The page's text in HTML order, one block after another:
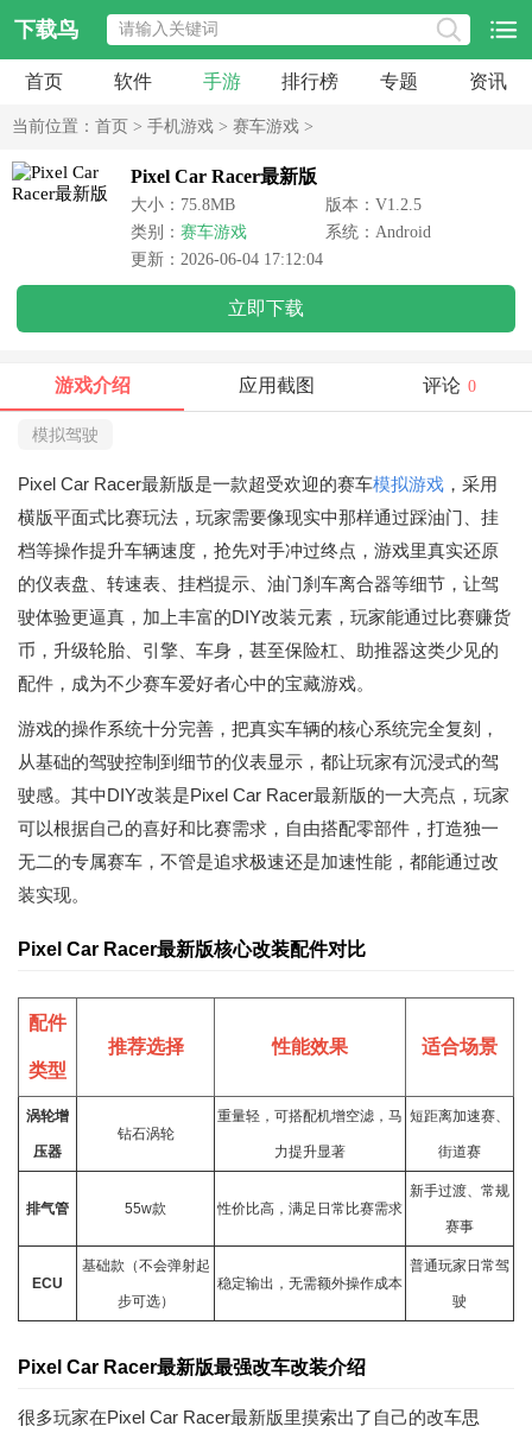
下载鸟
首页 软件 手游 排行榜 专题 资讯
当前位置： 首页 > 手机游戏 > 赛车游戏 >
Pixel Car Racer最新版
大小：75.8MB
版本：V1.2.5
类别： 赛车游戏
系统：Android
更新：2026-06-04 17:12:04
立即下载
游戏介绍 应用截图 评论 0
模拟驾驶
Pixel Car Racer最新版是一款超受欢迎的赛车模拟游戏 ，采用
横版平面式比赛玩法，玩家需要像现实中那样通过踩油门、挂
档等操作提升车辆速度，抢先对手冲过终点，游戏里真实还原
的仪表盘、转速表、挂档提示、油门刹车离合器等细节，让驾
驶体验更逼真，加上丰富的DIY改装元素，玩家能通过比赛赚货
币，升级轮胎、引擎、车身，甚至保险杠、助推器这类少见的
配件，成为不少赛车爱好者心中的宝藏游戏。
游戏的操作系统十分完善，把真实车辆的核心系统完全复刻，
从基础的驾驶控制到细节的仪表显示，都让玩家有沉浸式的驾
驶感。其中DIY改装是Pixel Car Racer最新版的一大亮点，玩家
可以根据自己的喜好和比赛需求，自由搭配零部件，打造独一
无二的专属赛车，不管是追求极速还是加速性能，都能通过改
装实现。
Pixel Car Racer最新版核心改装配件对比
配件
类型
推荐选择 性能效果 适合场景
涡轮增
压器
钻石涡轮
重量轻，可搭配机增空滤，马
力提升显著
短距离加速赛、
街道赛
排气管 55w款 性价比高，满足日常比赛需求
新手过渡、常规
赛事
ECU
基础款（不会弹射起
步可选）
稳定输出，无需额外操作成本
普通玩家日常驾
驶
Pixel Car Racer最新版最强改车改装介绍
很多玩家在Pixel Car Racer最新版里摸索出了自己的改车思